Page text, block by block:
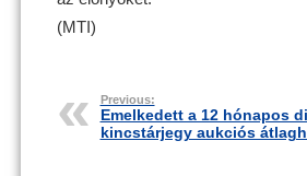
(MTI)
Previous:
Emelkedett a 12 hónapos
kincstárjegy aukciós